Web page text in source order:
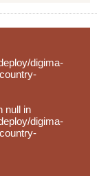
digima-
null in
digima-